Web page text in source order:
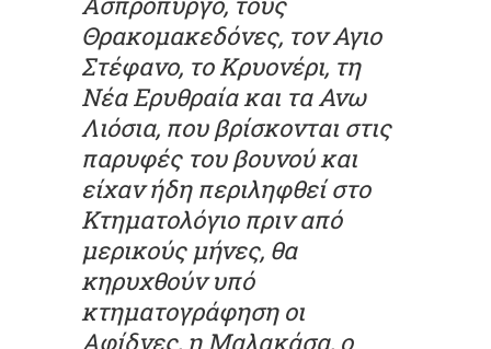
Θρακομακεδόνες, τον Αγιο
Στέφανο, το Κρυονέρι, τη
Νέα Ερυθραία και τα Ανω
Λιόσια, που βρίσκονται στις
παρυφές του βουνού και
είχαν ήδη περιληφθεί στο
Κτηματολόγιο πριν από
μερικούς μήνες, θα
κηρυχθούν υπό
κτηματογράφηση οι
Αφίδνες, η Μαλακάσα, ο